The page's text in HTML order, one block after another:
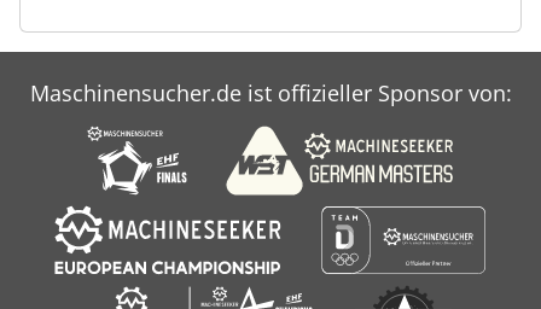
Maschinensucher.de ist offizieller Sponsor von: